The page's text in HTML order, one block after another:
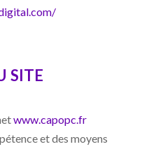
site
www.capopc.fr
et des moyens